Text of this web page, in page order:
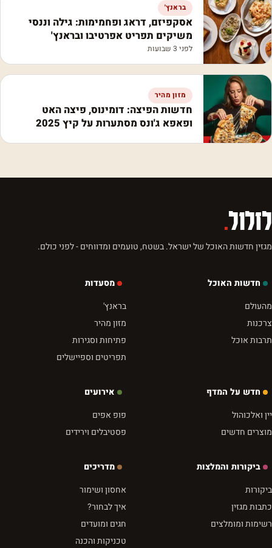
בראנץ'
אסקפיזם, דראג ופחמימות: גילה וננסי
משיקים תפריט אפרטיבו ובראנץ'
לפני 3 שבועות
מזון מהיר
חדשות הפיצה: דומינוס, פיצה האט
ופאפא ג'ונס מסתערות על קיץ 2025
לזלול.
מגזין חדשות האוכל של ישראל. בשטח, טועמים ומדווחים - לפני כולם.
חדשות האוכל
מהעולם
צרכנות
תרבות אוכל
מסעדות
בראנץ'
מזון מהיר
פתיחות וסגירות
תפריטים וספיישלים
חדש על המדף
יין ואלכוהול
מוצרים חדשים
אירועים
פופ אפים
פסטיבלים וירידים
ביקורות והמלצות
ביקורות
כתבות מגזין
רשימות ומומלצים
מדריכים
אחסון ושימור
איך לבחור?
חגים ומועדים
טכניקות והכנה